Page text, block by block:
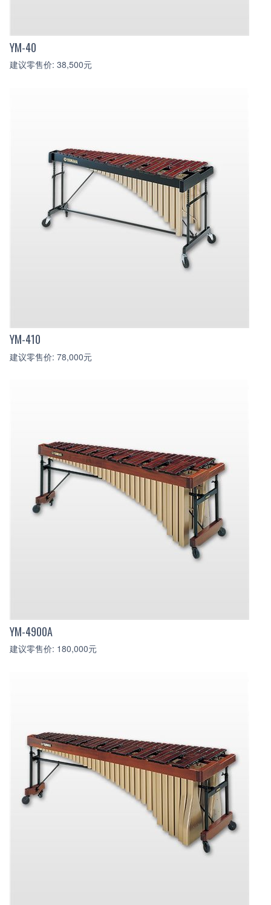
YM-40
建议零售价: 38,500元
YM-410
建议零售价: 78,000元
YM-4900A
建议零售价: 180,000元